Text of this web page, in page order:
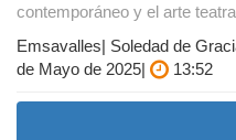
contemporáneo y el arte
Emsavalles| Soledad de
de Mayo de 2025|
13:52